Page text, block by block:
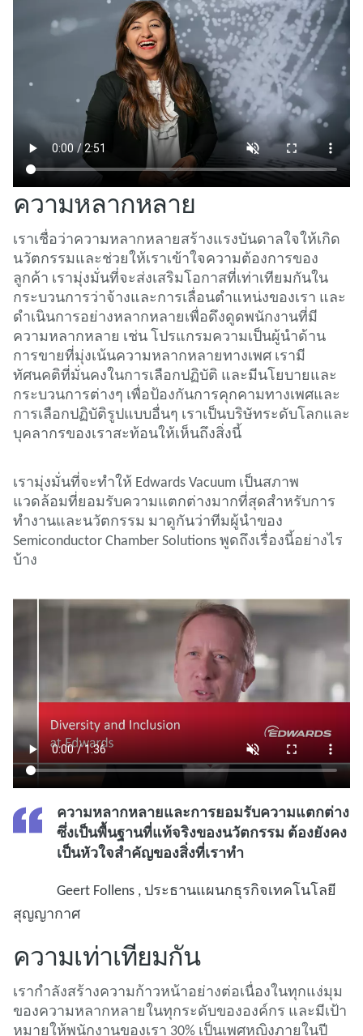
ความหลากหลาย
เราเชื่อว่าความหลากหลายสร้างแรงบันดาลใจให้เกิด
นวัตกรรมและช่วยให้เราเข้าใจความต้องการของ
ลูกค้า เรามุ่งมั่นที่จะส่งเสริมโอกาสที่เท่าเทียมกันใน
กระบวนการว่าจ้างและการเลื่อนตําแหน่งของเรา และ
ดําเนินการอย่างหลากหลายเพื่อดึงดูดพนักงานที่มี
ความหลากหลาย เช่น โปรแกรมความเป็นผู้นําด้าน
การขายที่มุ่งเน้นความหลากหลายทางเพศ เรามี
ทัศนคติที่มั่นคงในการเลือกปฏิบัติ และมีนโยบายและ
กระบวนการต่างๆ เพื่อป้องกันการคุกคามทางเพศและ
การเลือกปฏิบัติรูปแบบอื่นๆ เราเป็นบริษัทระดับโลกและ
บุคลากรของเราสะท้อนให้เห็นถึงสิ่งนี้
เรามุ่งมั่นที่จะทําให้ Edwards Vacuum เป็นสภาพ
แวดล้อมที่ยอมรับความแตกต่างมากที่สุดสําหรับการ
ทํางานและนวัตกรรม มาดูกันว่าทีมผู้นําของ
Semiconductor Chamber Solutions พูดถึงเรื่องนี้อย่างไร
บ้าง
ความหลากหลายและการยอมรับความแตกต่าง
ซึ่งเป็นพื้นฐานที่แท้จริงของนวัตกรรม ต้องยังคง
เป็นหัวใจสําคัญของสิ่งที่เราทํา
Geert Follens , ประธานแผนกธุรกิจเทคโนโลยี
สุญญากาศ
ความเท่าเทียมกัน
เรากําลังสร้างความก้าวหน้าอย่างต่อเนื่องในทุกแง่มุม
ของความหลากหลายในทุกระดับขององค์กร และมีเป้า
หมายให้พนักงานของเรา 30% เป็นเพศหญิงภายในปี